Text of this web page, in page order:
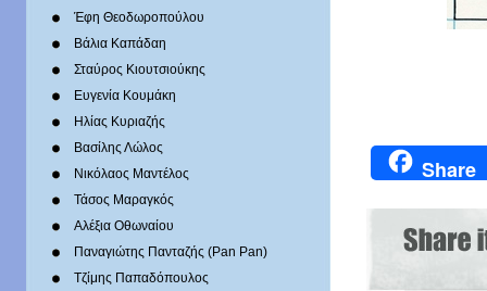
Έφη Θεοδωροπούλου
Βάλια Καπάδαη
Σταύρος Κιουτσιούκης
Ευγενία Κουμάκη
Ηλίας Κυριαζής
Βασίλης Λώλος
Νικόλαος Μαντέλος
Τάσος Μαραγκός
Αλέξια Οθωναίου
Παναγιώτης Πανταζής (Pan Pan)
Τζίμης Παπαδόπουλος
Share